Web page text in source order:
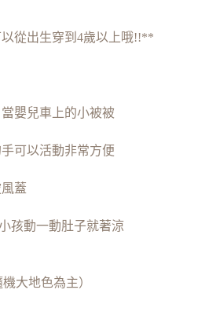
從出生穿到4歲以上哦!!**
嬰兒車上的小被被
可以活動非常方便
蓋
孩動一動肚子就著涼
大地色為主）